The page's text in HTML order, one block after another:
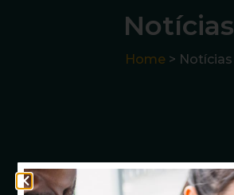
Notícias
Home > Notícias